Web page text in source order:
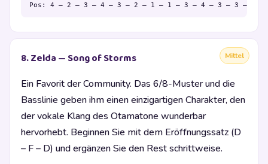
Pos: 4 – 2 – 3 – 4 – 3 – 2 – 1 – 1 – 3 – 4 – 3 – 3 – 2
Mittel
8. Zelda — Song of Storms
Ein Favorit der Community. Das 6/8-Muster und die
Basslinie geben ihm einen einzigartigen Charakter, den
der vokale Klang des Otamatone wunderbar
hervorhebt. Beginnen Sie mit dem Eröffnungssatz (D
– F – D) und ergänzen Sie den Rest schrittweise.